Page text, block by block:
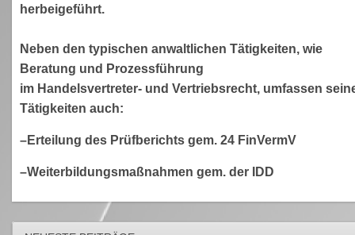
herbeigeführt.
Neben den typischen anwaltlichen Tätigkeiten, wie
Beratung und Prozessführung
im Handelsvertreter- und Vertriebsrecht, umfassen
Tätigkeiten auch:
–Erteilung des Prüfberichts gem. 24 FinVermV
–Weiterbildungsmaßnahmen gem. der IDD